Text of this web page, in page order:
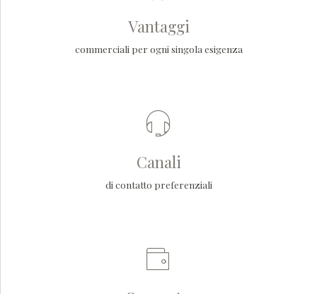
Vantaggi
commerciali per ogni singola esigenza
Canali
di contatto preferenziali